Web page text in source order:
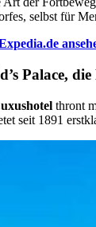
selbst für
Palace, die
thront
seit 1891